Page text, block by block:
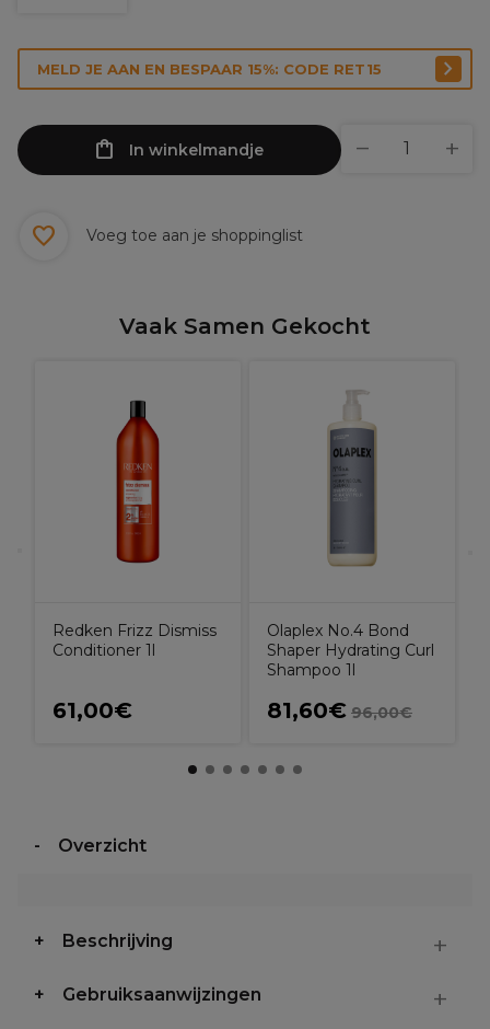
MELD JE AAN EN BESPAAR 15%: CODE RET15
In winkelmandje
Voeg toe aan je shoppinglist
Vaak Samen Gekocht
Redken Frizz Dismiss
Conditioner 1l
61,00€
Olaplex No.4 Bond
Shaper Hydrating Curl
Shampoo 1l
81,60€ 96,00€
Overzicht
Beschrijving
Gebruiksaanwijzingen